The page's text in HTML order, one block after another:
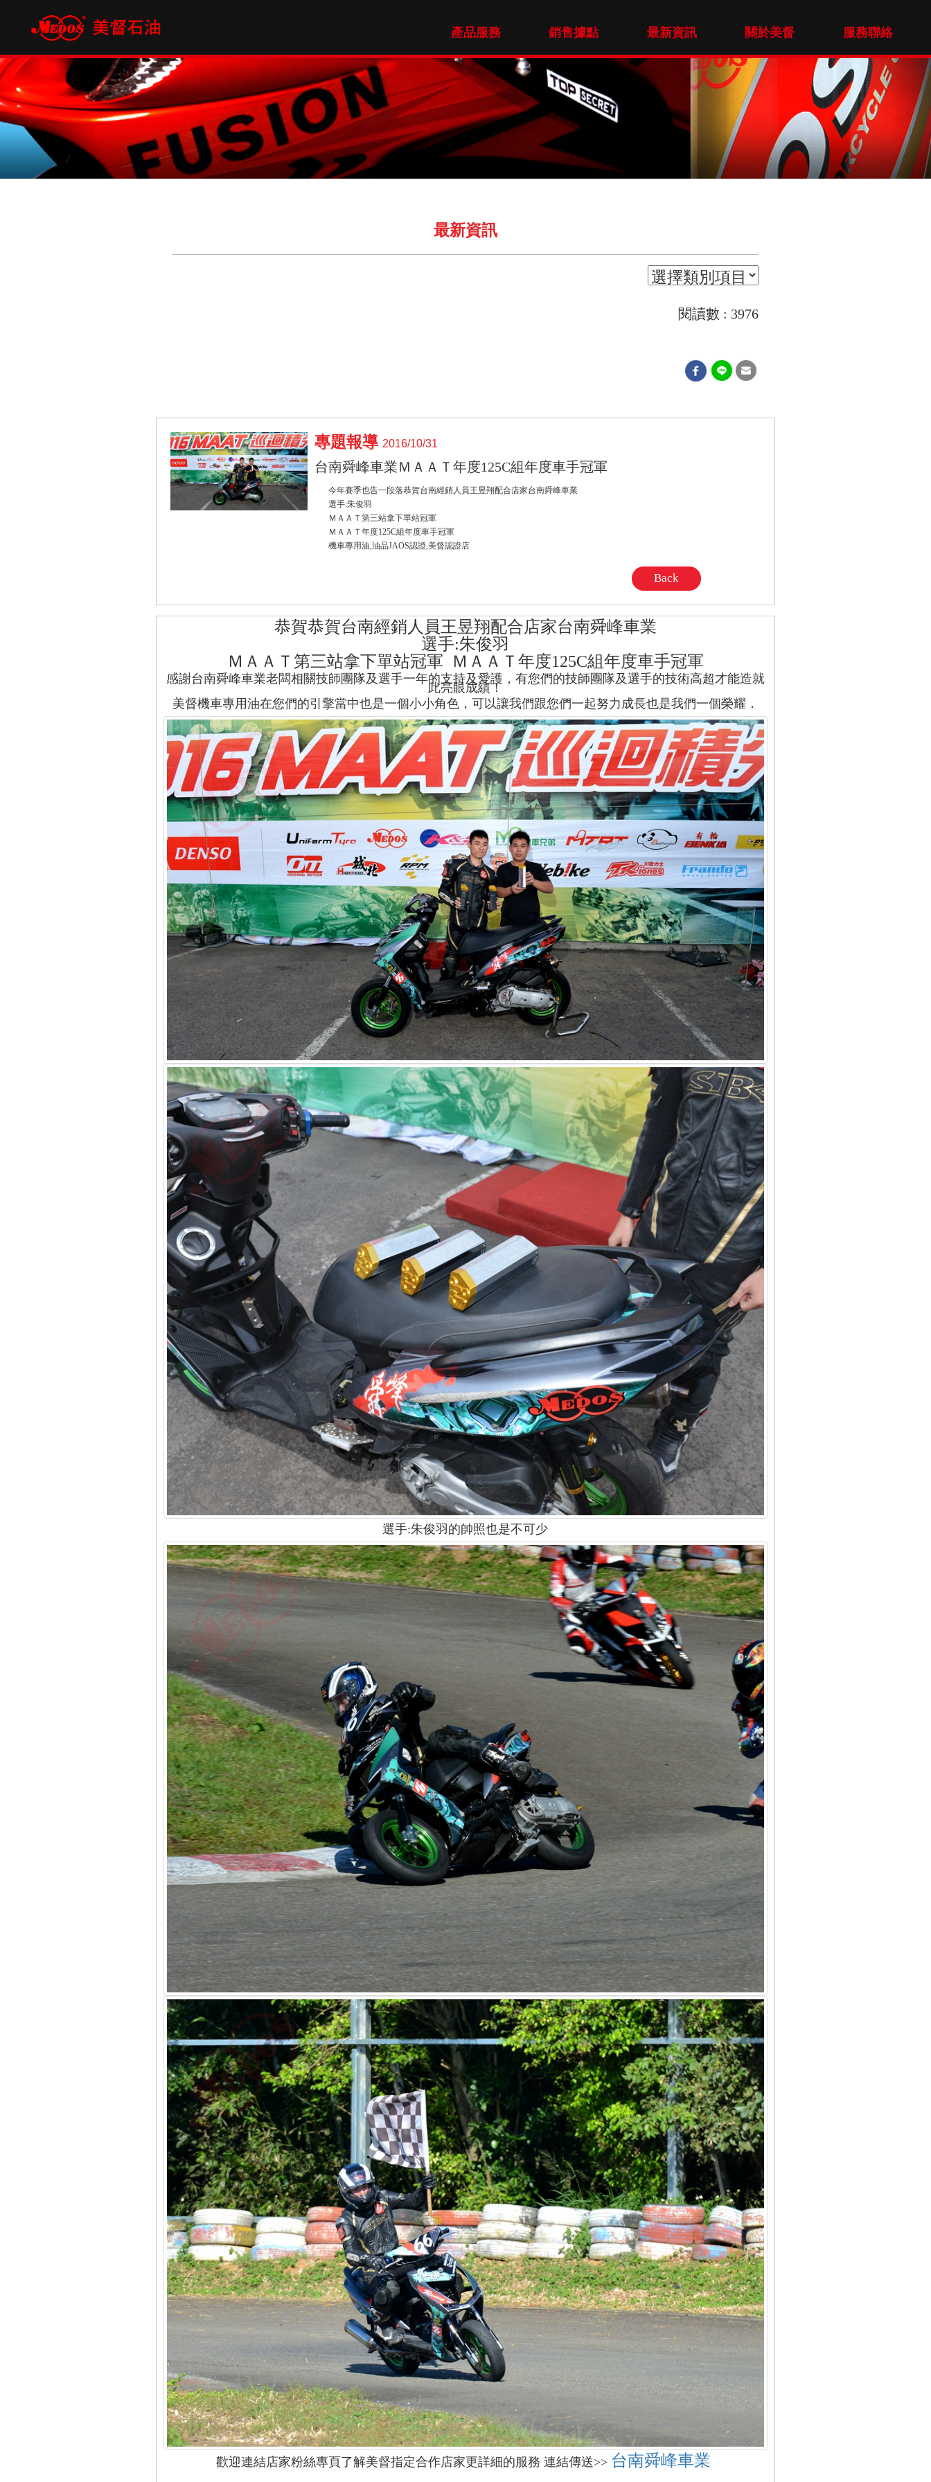
產品服務 銷售據點 最新資訊 關於美督 服務聯絡
最新資訊
閱讀數 : 3976
專題報導2016/10/31
台南舜峰車業ＭＡＡＴ年度125C組年度車手冠軍
今年賽季也告一段落恭賀台南經銷人員王昱翔配合店家台南舜峰車業
選手:朱俊羽
ＭＡＡＴ第三站拿下單站冠軍
ＭＡＡＴ年度125C組年度車手冠軍
機車專用油,油品JAOS認證,美督認證店
Back
恭賀恭賀台南經銷人員王昱翔配合店家台南舜峰車業
選手:朱俊羽
ＭＡＡＴ第三站拿下單站冠軍 ＭＡＡＴ年度125C組年度車手冠軍
感謝台南舜峰車業老闆相關技師團隊及選手一年的支持及愛護， 有您們的技師團隊及選手的技術高超才能造就
此亮眼成績！
美督機車專用油在您們的引擎當中也是一個小小角色， 可以讓我們跟您們一起努力成長也是我們一個榮耀．
選手:朱俊羽的帥照也是不可少
歡迎連結店家粉絲專頁了解美督指定合作店家更詳細的服務 連結傳送>> 台南舜峰車業